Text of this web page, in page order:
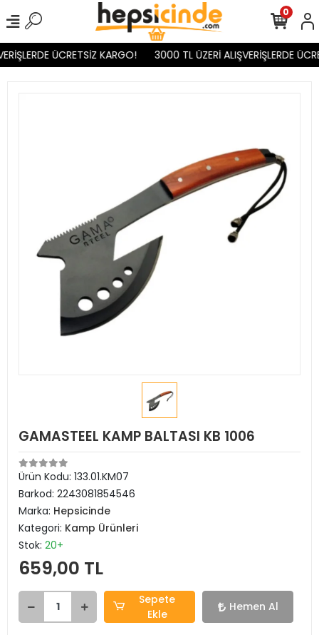
ÜCRETSİZ KARGO! 3000 TL ÜZERİ ALIŞVERİŞLERDE
0
GAMASTEEL KAMP BALTASI KB 1006
Ürün Kodu: 133.01.KM07
Barkod: 2243081854546
Marka: Hepsicinde
Kategori: Kamp Ürünleri
Stok: 20+
659,00 TL
Sepete
Ekle
Hemen Al